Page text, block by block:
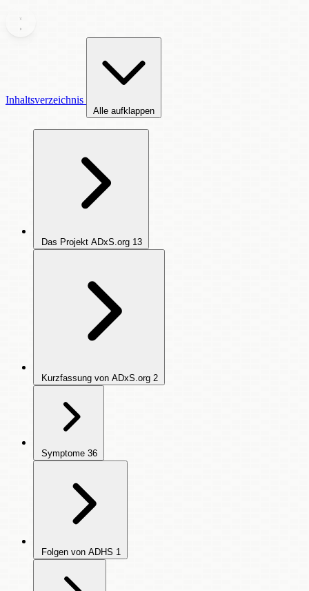
Inhaltsverzeichnis
Alle aufklappen
Das Projekt ADxS.org 13
Kurzfassung von ADxS.org 2
Symptome 36
Folgen von ADHS 1